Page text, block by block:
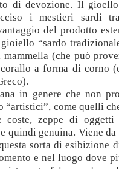
di devozione. Il
i mestieri sardi
del prodotto
“sardo
(che può
a forma di corno
in genere che non
“artistici”, come quelli
coste, zeppe di oggetti
quindi genuina. Viene da
sorta di esibizione
e nel luogo dove